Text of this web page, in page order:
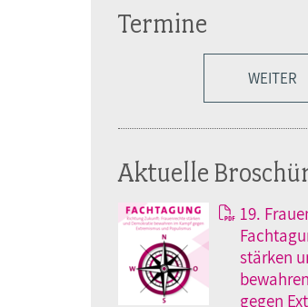
Termine
WEITER
Aktuelle
19.
stärken
gegen